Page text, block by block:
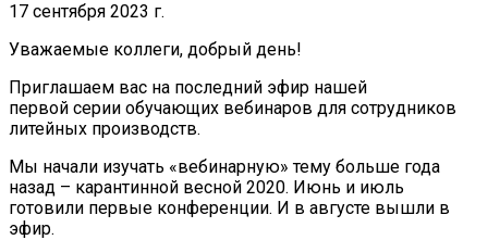
17 сентября 2023 г.
Уважаемые коллеги, добрый день!
Приглашаем вас на последний эфир нашей
первой серии обучающих вебинаров для сотрудников
литейных производств.
Мы начали изучать «вебинарную» тему больше года
назад – карантинной весной 2020. Июнь и июль
готовили первые конференции. И в августе вышли в
эфир.